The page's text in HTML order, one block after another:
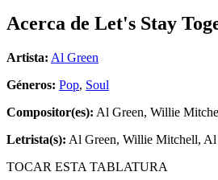
Acerca de Let's Stay
Artista: Al Green
Géneros: Pop, Soul
Compositor(es): Al Green, Willie
Letrista(s): Al Green, Willie Mitchell, Al
TOCAR ESTA TABLATURA